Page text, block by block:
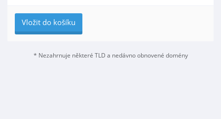
Vložit do košíku
* Nezahrnuje některé TLD a nedávno obnovené domény